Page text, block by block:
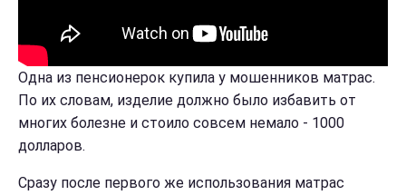
Одна из пенсионерок купила у мошенников матрас.
По их словам, изделие должно было избавить от
многих болезне и стоило совсем немало - 1000
долларов.
Сразу после первого же использования матрас